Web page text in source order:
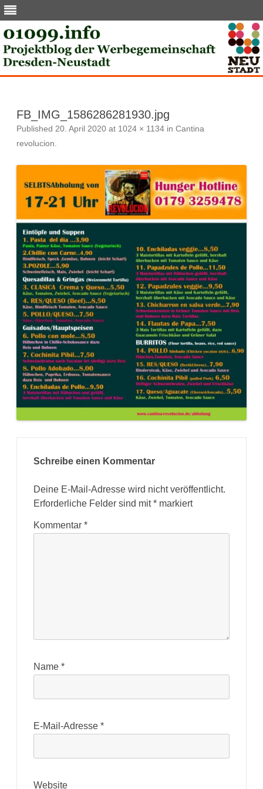
FB_IMG_1586286281930.jpg
Published 20. April 2020 at 1024 × 1134 in Cantina
revolucion.
Schreibe einen Kommentar
Deine E-Mail-Adresse wird nicht veröffentlicht.
Erforderliche Felder sind mit* markiert
Kommentar *
Name *
E-Mail-Adresse *
Website